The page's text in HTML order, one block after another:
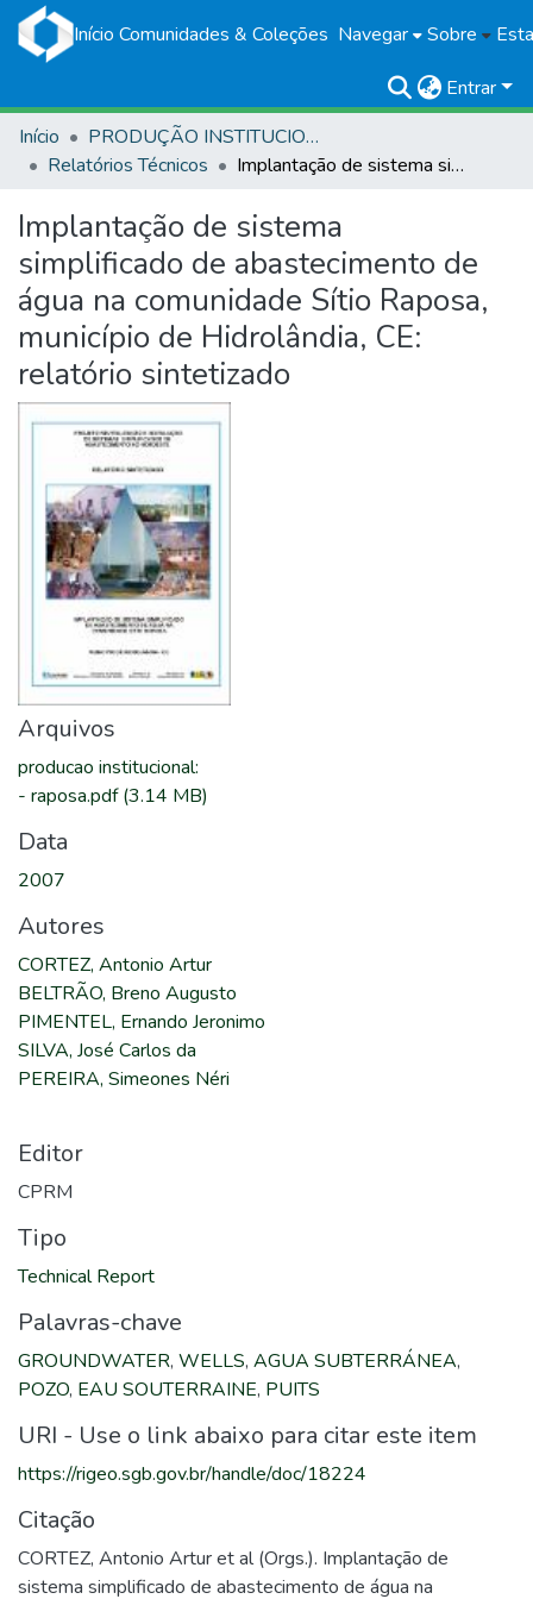
Início Comunidades & Coleções Navegar Sobre
Entrar
Início
PRODUÇÃO INSTITUCIONAL
Relatórios Técnicos
Implantação de sistema simplificado de abastecimento de água na comunidade Sítio Raposa, município de Hidrolândia, CE: relatório sintetizado
Implantação de sistema
simplificado de abastecimento de
água na comunidade Sítio Raposa,
município de Hidrolândia, CE:
relatório sintetizado
Arquivos
producao institucional:
- raposa.pdf(3.14 MB)
Data
2007
Autores
CORTEZ, Antonio Artur
BELTRÃO, Breno Augusto
PIMENTEL, Ernando Jeronimo
SILVA, José Carlos da
PEREIRA, Simeones Néri
Editor
CPRM
Tipo
Technical Report
Palavras-chave
GROUNDWATER, WELLS, AGUA SUBTERRÁNEA,
POZO, EAU SOUTERRAINE, PUITS
URI - Use o link abaixo para citar este item
https://rigeo.sgb.gov.br/handle/doc/18224
Citação
CORTEZ, Antonio Artur et al (Orgs.). Implantação de
sistema simplificado de abastecimento de água na